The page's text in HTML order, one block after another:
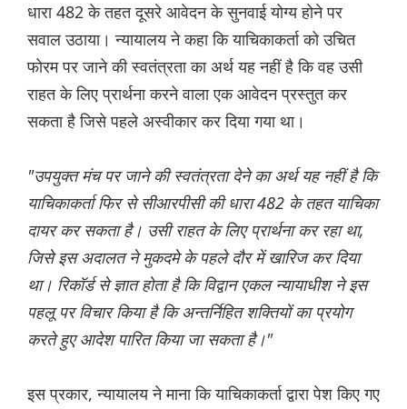
धारा 482 के तहत दूसरे आवेदन के सुनवाई योग्य होने पर
सवाल उठाया। न्यायालय ने कहा कि याचिकाकर्ता को उचित
फोरम पर जाने की स्वतंत्रता का अर्थ यह नहीं है कि वह उसी
राहत के लिए प्रार्थना करने वाला एक आवेदन प्रस्तुत कर
सकता है जिसे पहले अस्वीकार कर दिया गया था।
"उपयुक्त मंच पर जाने की स्वतंत्रता देने का अर्थ यह नहीं है कि
याचिकाकर्ता फिर से सीआरपीसी की धारा 482 के तहत याचिका
दायर कर सकता है। उसी राहत के लिए प्रार्थना कर रहा था,
जिसे इस अदालत ने मुकदमे के पहले दौर में खारिज कर दिया
था। रिकॉर्ड से ज्ञात होता है कि विद्वान एकल न्यायाधीश ने इस
पहलू पर विचार किया है कि अन्तर्निहित शक्तियों का प्रयोग
करते हुए आदेश पारित किया जा सकता है।"
इस प्रकार, न्यायालय ने माना कि याचिकाकर्ता द्वारा पेश किए गए